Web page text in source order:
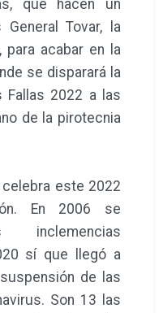
que hacen un
Tovar, la
para acabar en la
se disparará la
Fallas 2022 a las
de la pirotecnia
este 2022
En 2006 se
sí que llegó a
de las
Son 13 las